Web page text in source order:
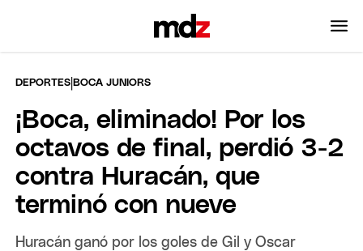
DEPORTES |BOCA JUNIORS
¡Boca, eliminado! Por los
octavos de final, perdió 3-2
contra Huracán, que
terminó con nueve
Huracán ganó por los goles de Gil y Oscar